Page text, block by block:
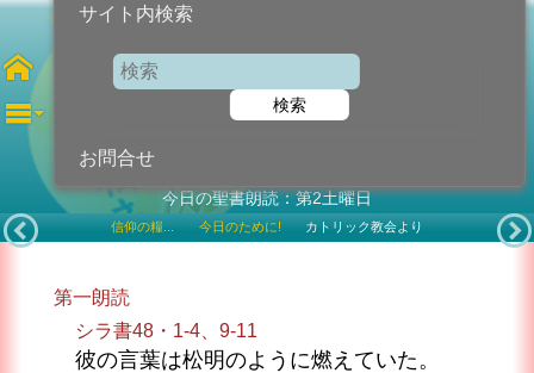
サイト内検索
検索
お問合せ
聖ルチアおとめ 殉教者
今日の聖書朗読：第2土曜日
信仰の糧... 今日のために! カトリック教会より
第一朗読
シラ書48・1-4、9-11
彼の言葉は松明のように燃えていた。